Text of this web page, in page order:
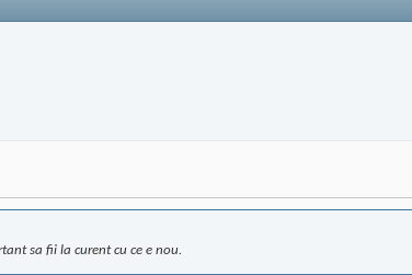
sa fii la curent cu ce e nou.